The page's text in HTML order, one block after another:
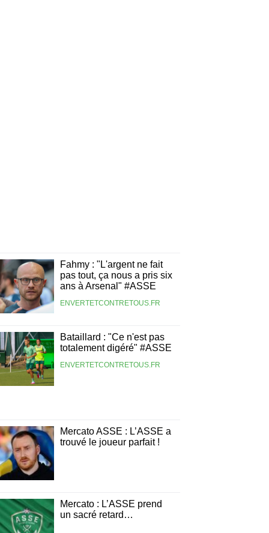
Fahmy : "L'argent ne fait
pas tout, ça nous a pris six
ans à Arsenal" #ASSE
ENVERTETCONTRETOUS.FR
Bataillard : "Ce n'est pas
totalement digéré" #ASSE
ENVERTETCONTRETOUS.FR
Mercato ASSE : L’ASSE a
trouvé le joueur parfait !
Mercato : L’ASSE prend
un sacré retard…